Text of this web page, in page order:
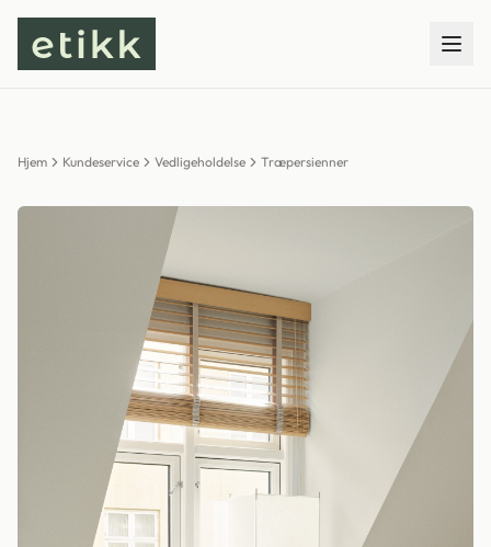
Hjem Kundeservice Vedligeholdelse Træpersienner